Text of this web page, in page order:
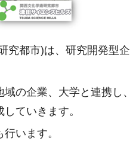
都市)は、研究開発型
の企業、大学と連携
ていきます。
います。